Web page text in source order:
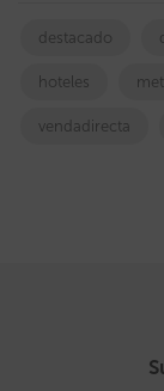
destacado
hoteles
vendadirecta